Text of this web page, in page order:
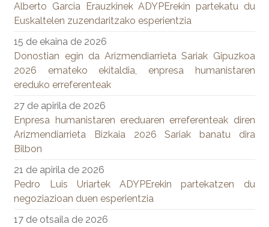
Alberto Garcia Erauzkinek ADYPErekin partekatu du
Euskaltelen zuzendaritzako esperientzia
15 de ekaina de 2026
Donostian egin da Arizmendiarrieta Sariak Gipuzkoa
2026 emateko ekitaldia, enpresa humanistaren
ereduko erreferenteak
27 de apirila de 2026
Enpresa humanistaren ereduaren erreferenteak diren
Arizmendiarrieta Bizkaia 2026 Sariak banatu dira
Bilbon
21 de apirila de 2026
Pedro Luis Uriartek ADYPErekin partekatzen du
negoziazioan duen esperientzia
17 de otsaila de 2026